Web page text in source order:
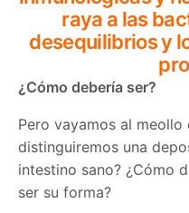
raya a las
desequilibrios y
¿Cómo debería ser?
Pero vayamos al meollo
distinguiremos una
intestino sano? ¿Cómo
ser su forma?